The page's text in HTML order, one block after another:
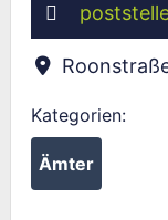
Kategorien:
Ämter